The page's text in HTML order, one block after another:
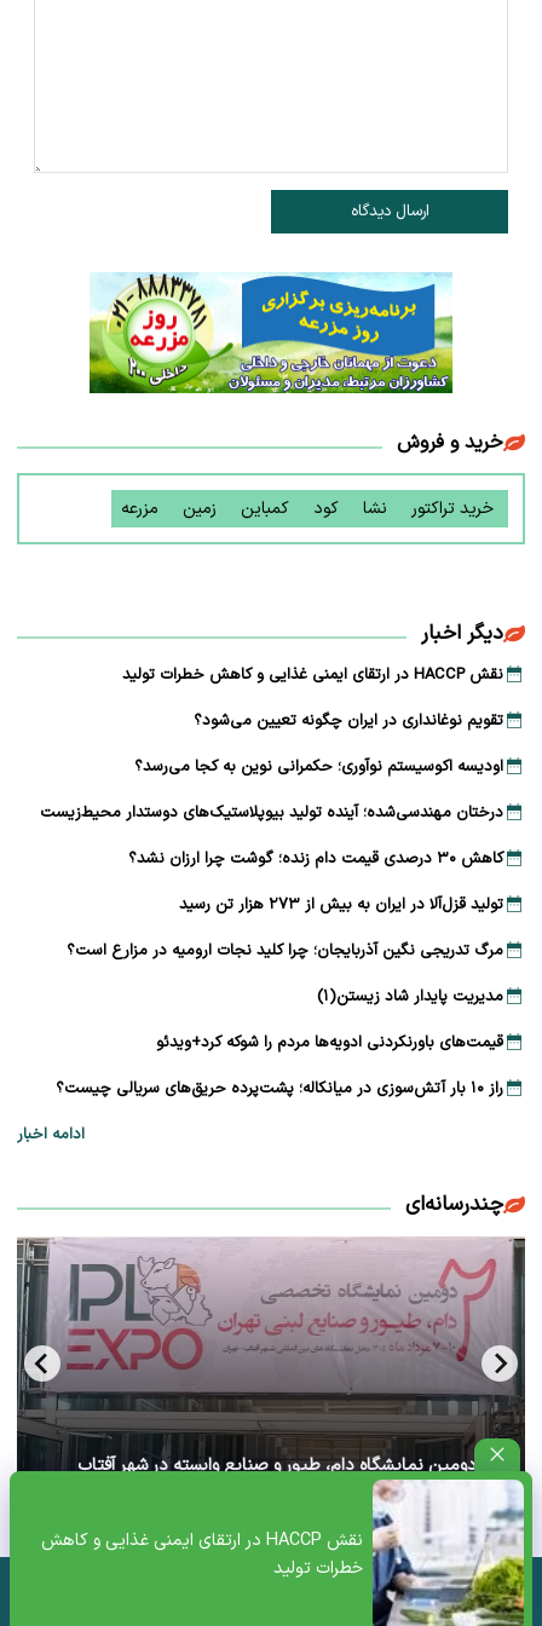
نقش HACCP در ارتقای ایمنی غذایی و کاهش
خطرات تولید
ارسال دیدگاه
خرید و فروش
خرید تراکتور نشا کود کمباین زمین مزرعه
دیگر اخبار
نقش HACCP در ارتقای ایمنی غذایی و کاهش خطرات تولید
تقویم نوغانداری در ایران چگونه تعیین می‌شود؟
اودیسه اکوسیستم نوآوری؛ حکمرانی نوین به کجا می‌رسد؟
درختان مهندسی‌شده؛ آینده تولید بیوپلاستیک‌های دوستدار محیط‌زیست
کاهش ۳۰ درصدی قیمت دام زنده؛ گوشت چرا ارزان نشد؟
تولید قزل‌آلا در ایران به بیش از ۲۷۳ هزار تن رسید
مرگ تدریجی نگین آذربایجان؛ چرا کلید نجات ارومیه در مزارع است؟
مدیریت پایدار شاد زیستن(۱)
قیمت‌های باورنکردنی ادویه‌ها مردم را شوکه کرد+ویدئو
راز ۱۰ بار آتش‌سوزی در میانکاله؛ پشت‌پرده حریق‌های سریالی چیست؟
ادامه اخبار
چندرسانه‌ای
آغاز دومین نمایشگاه دام، طیور و صنایع وابسته در شهر آفتاب
تهران+ ویدئو